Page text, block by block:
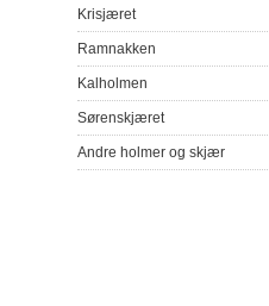
Krisjæret
Ramnakken
Kalholmen
Sørenskjæret
Andre holmer og skjær